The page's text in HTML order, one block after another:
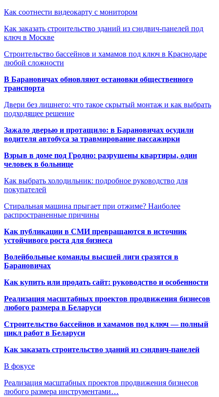
Как соотнести видеокарту с монитором
Как заказать строительство зданий из сэндвич-панелей под
ключ в Москве
Строительство бассейнов и хамамов под ключ в Краснодаре
любой сложности
В Барановичах обновляют остановки общественного
транспорта
Двери без лишнего: что такое скрытый монтаж и как выбрать
подходящее решение
Зажало дверью и протащило: в Барановичах осудили
водителя автобуса за травмирование пассажирки
Взрыв в доме под Гродно: разрушены квартиры, один
человек в больнице
Как выбрать холодильник: подробное руководство для
покупателей
Стиральная машина прыгает при отжиме? Наиболее
распространенные причины
Как публикации в СМИ превращаются в источник
устойчивого роста для бизнеса
Волейбольные команды высшей лиги сразятся в
Барановичах
Как купить или продать сайт: руководство и особенности
Реализация масштабных проектов продвижения бизнесов
любого размера в Беларуси
Строительство бассейнов и хамамов под ключ — полный
цикл работ в Беларуси
Как заказать строительство зданий из сэндвич-панелей
В фокусе
Реализация масштабных проектов продвижения бизнесов
любого размера инструментами…